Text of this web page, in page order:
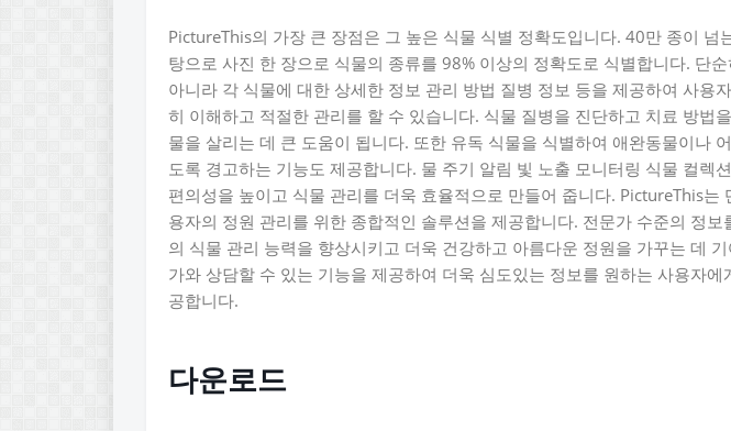
PictureThis의 가장 큰 장점은 그 높은 식물 식별 정확도입니다. 40만 종이 넘
탕으로 사진 한 장으로 식물의 종류를 98% 이상의 정확도로 식별합니다. 단
아니라 각 식물에 대한 상세한 정보 관리 방법 질병 정보 등을 제공하여 사용
히 이해하고 적절한 관리를 할 수 있습니다. 식물 질병을 진단하고 치료 방법
물을 살리는 데 큰 도움이 됩니다. 또한 유독 식물을 식별하여 애완동물이나
도록 경고하는 기능도 제공합니다. 물 주기 알림 빛 노출 모니터링 식물 컬렉
편의성을 높이고 식물 관리를 더욱 효율적으로 만들어 줍니다. PictureThis는
용자의 정원 관리를 위한 종합적인 솔루션을 제공합니다. 전문가 수준의 정
의 식물 관리 능력을 향상시키고 더욱 건강하고 아름다운 정원을 가꾸는 데
가와 상담할 수 있는 기능을 제공하여 더욱 심도있는 정보를 원하는 사용자에
공합니다.
다운로드